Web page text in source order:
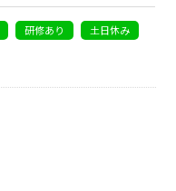
研修あり
土日休み